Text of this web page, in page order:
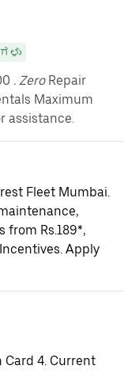
. ZeroRepair
Maximum
assistance.
Fleet Mumbai.
from Rs.189*,
Apply
Card 4. Current